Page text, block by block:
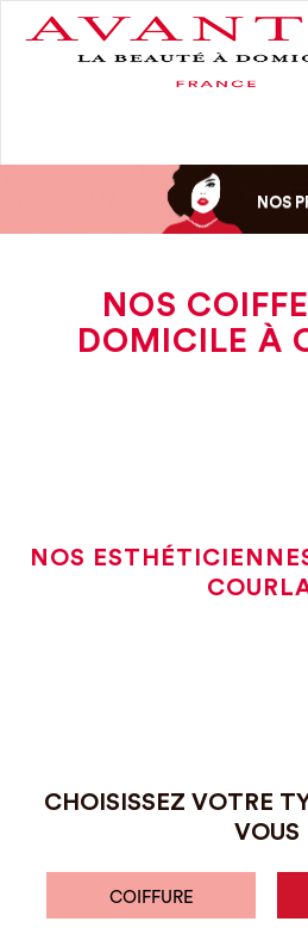
NOS
NOS
DOMICILE À
NOS
CHOISISSEZ VOTRE
VOUS
COIFFURE